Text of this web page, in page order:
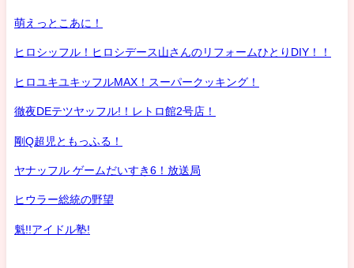
萌えっとこあに！
ヒロシッフル！ヒロシデース山さんのリフォームひとりDIY！！
ヒロユキユキッフルMAX！スーパークッキング！
徹夜DEテツヤッフル!！レトロ館2号店！
剛Q超児ともっふる！
ヤナッフル ゲームだいすき6！放送局
ヒウラー総統の野望
魁!!アイドル塾!